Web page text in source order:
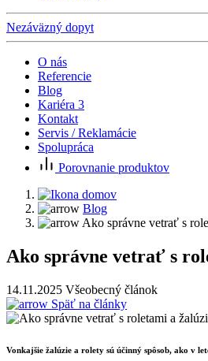
Nezáväzný dopyt
O nás
Referencie
Blog
Kariéra 3
Kontakt
Servis / Reklamácie
Spolupráca
Porovnanie produktov
Blog
Ako správne vetrať s
Ako správne vetrať s
14.11.2025 Všeobecný článok
Späť na články
Vonkajšie žalúzie a rolety sú účinný spôsob, ako v